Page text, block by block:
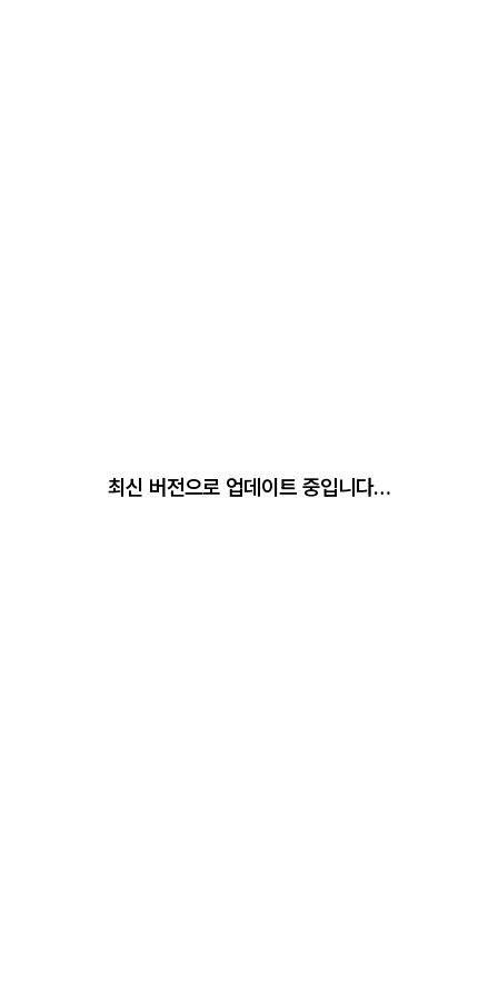
최신 버전으로 업데이트 중입니다…